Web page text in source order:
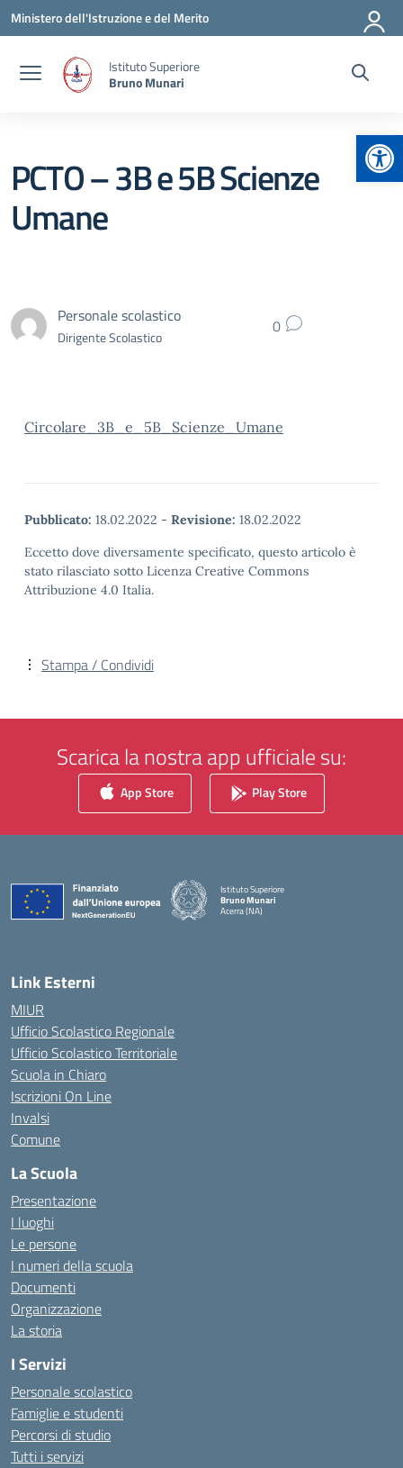
Vai ai contenuti
Vai al menu di navigazione
Vai al footer
Ministero dell'Istruzione e del Merito
Istituto Superiore
Bruno Munari
PCTO – 3B e 5B Scienze
Umane
Personale scolastico
Dirigente Scolastico 0
Circolare_3B_e_5B_Scienze_Umane
Pubblicato: 18.02.2022 - Revisione: 18.02.2022
Eccetto dove diversamente specificato, questo articolo è
stato rilasciato sotto Licenza Creative Commons
Attribuzione 4.0 Italia.
Stampa / Condividi
Scarica la nostra app ufficiale su:
App Store Play Store
Istituto Superiore
Bruno Munari
Acerra (NA)
Link Esterni
MIUR
Ufficio Scolastico Regionale
Ufficio Scolastico Territoriale
Scuola in Chiaro
Iscrizioni On Line
Invalsi
Comune
La Scuola
Presentazione
I luoghi
Le persone
I numeri della scuola
Documenti
Organizzazione
La storia
I Servizi
Personale scolastico
Famiglie e studenti
Percorsi di studio
Tutti i servizi